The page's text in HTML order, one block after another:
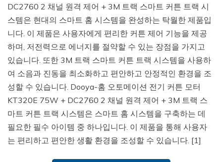
DC2760 2 채널 원격 제어 + 3M 트랙 스마트 커튼 트랙 시
스템은 현대의 스마트 홈 시스템을 완성하는 탁월한 제품입
니다. 이 제품은 사용자에게 편리한 커튼 제어 기능을 제공
하며, 저전력으로 에너지를 절약할 수 있는 장점을 가지고
있습니다. 또한 3M 트랙 스마트 커튼 트랙 시스템을 사용하
여 소음과 진동을 최소화하고 편안하고 안정적인 환경을 조
성할 수 있습니다. Dooya-홈 오토메이션 전기 커튼 모터
KT320E 75W + DC2760 2 채널 원격 제어 + 3M 트랙 스
마트 커튼 트랙 시스템은 스마트 홈 시스템을 구축하는 데
필요한 필수 아이템 중 하나입니다. 이 제품을 통해 사용자
는 편리하고 편안한 생활 환경을 조성할 수 있습니다. [1]